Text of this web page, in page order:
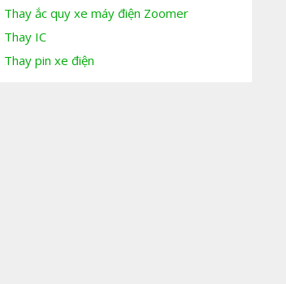
Thay ắc quy xe máy điện Zoomer
Thay IC
Thay pin xe điện